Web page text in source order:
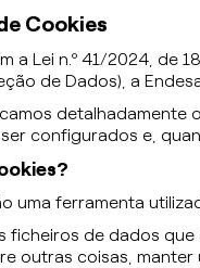
Cookies
a Lei n.º 41/2024, de
de Dados), a
detalhadamente
configurados e,
uma ferramenta
ficheiros de dados
outras coisas,